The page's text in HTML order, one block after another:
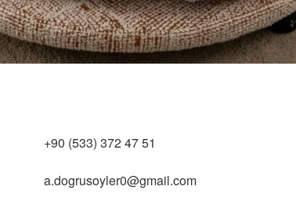
+90 (533) 372 47 51
a.dogrusoyler0@gmail.com